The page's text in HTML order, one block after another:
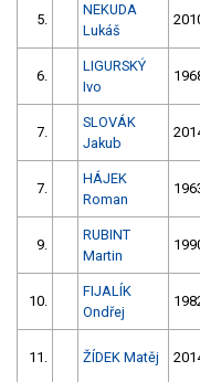
5.
NEKUDA
Lukáš
6.
LIGURSKÝ
Ivo
7.
SLOVÁK
Jakub
7.
HÁJEK
Roman
9.
RUBINT
Martin
10.
FIJALÍK
Ondřej
11. ŽÍDEK Matěj